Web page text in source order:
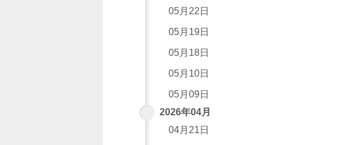
05月22日
05月19日
05月18日
05月10日
05月09日
2026年04月
04月21日